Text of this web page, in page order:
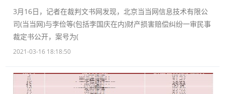
3月16日，记者在裁判文书网发现，北京当当网信息技术有限公
司(当当网)与李俭等(包括李国庆在内)财产损害赔偿纠纷一审民事
裁定书公开，案号为(
2021-03-16 18:18:50